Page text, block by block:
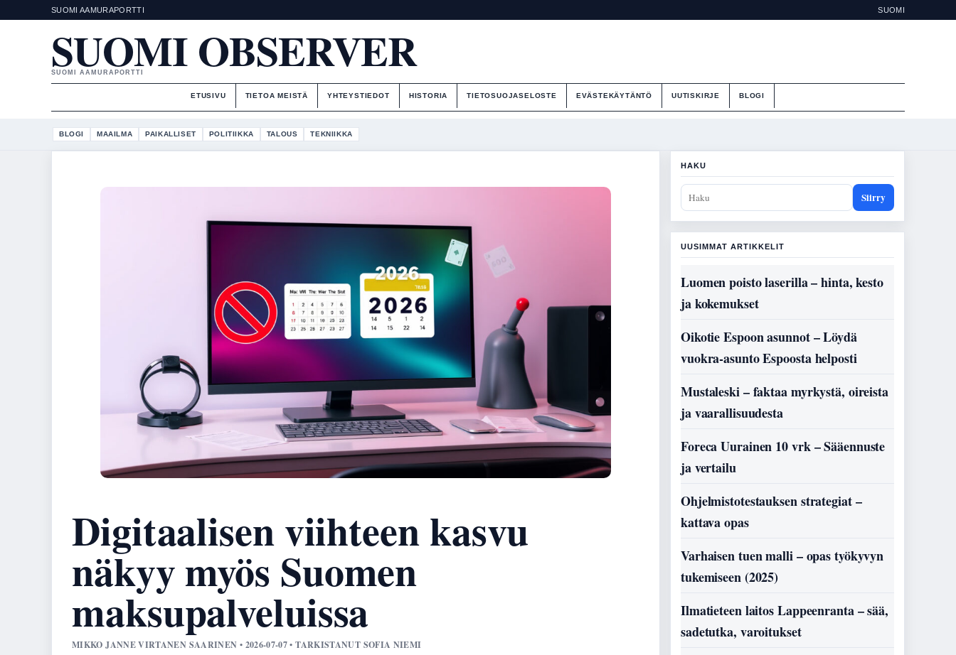
SUOMI AAMURAPORTTI SUOMI
SUOMI OBSERVER
SUOMI AAMURAPORTTI
ETUSIVU TIETOA MEISTÄ YHTEYSTIEDOT HISTORIA TIETOSUOJASELOSTE EVÄSTEKÄYTÄNTÖ UUTISKIRJE BLOGI
BLOGI MAAILMA PAIKALLISET POLITIIKKA TALOUS TEKNIIKKA
Digitaalisen viihteen kasvu
näkyy myös Suomen
maksupalveluissa
MIKKO JANNE VIRTANEN SAARINEN • 2026-07-07 • TARKISTANUT SOFIA NIEMI
HAKU
Siirry
UUSIMMAT ARTIKKELIT
Luomen poisto laserilla – hinta, kesto
ja kokemukset
Oikotie Espoon asunnot – Löydä
vuokra-asunto Espoosta helposti
Mustaleski – faktaa myrkystä, oireista
ja vaarallisuudesta
Foreca Uurainen 10 vrk – Sääennuste
ja vertailu
Ohjelmistotestauksen strategiat –
kattava opas
Varhaisen tuen malli – opas työkyvyn
tukemiseen (2025)
Ilmatieteen laitos Lappeenranta – sää,
sadetutka, varoitukset